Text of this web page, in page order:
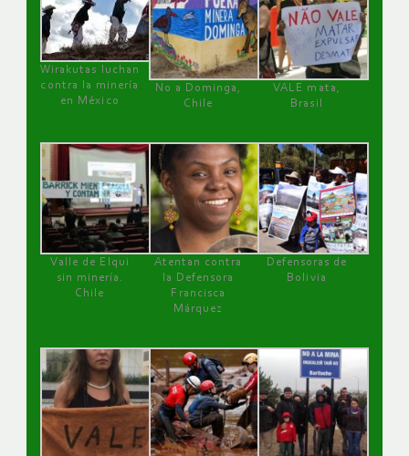
Wirakutas luchan
contra la minería
en México
No a Dominga,
Chile
VALE mata,
Brasil
Valle de Elqui
sin minería.
Chile
Atentan contra
la Defensora
Francisca
Márquez
Defensoras de
Bolivia